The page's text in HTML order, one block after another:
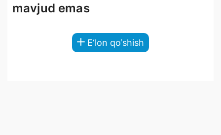
mavjud emas
E‘lon qo‘shish